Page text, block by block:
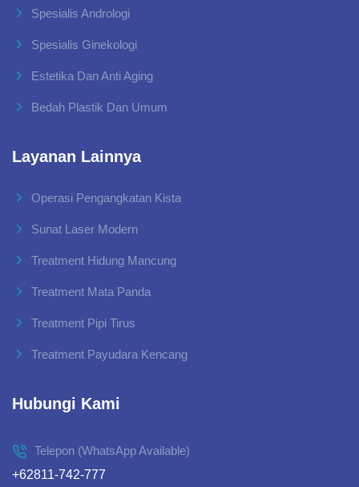
Spesialis Andrologi
Spesialis Ginekologi
Estetika Dan Anti Aging
Bedah Plastik Dan Umum
Layanan Lainnya
Operasi Pengangkatan Kista
Sunat Laser Modern
Treatment Hidung Mancung
Treatment Mata Panda
Treatment Pipi Tirus
Treatment Payudara Kencang
Hubungi Kami
Telepon (WhatsApp Available)
+62811-742-777